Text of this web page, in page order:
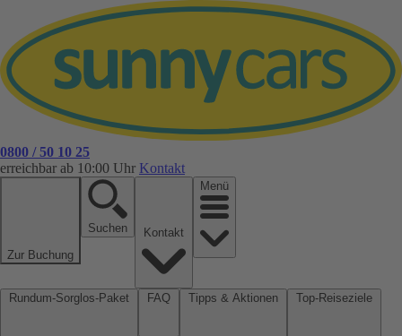
0800 / 50 10 25
erreichbar ab 10:00 Uhr Kontakt
Zur Buchung
Suchen
Menü